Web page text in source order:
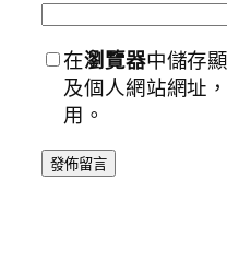
在瀏覽器中儲存
及個人網站網址
用。